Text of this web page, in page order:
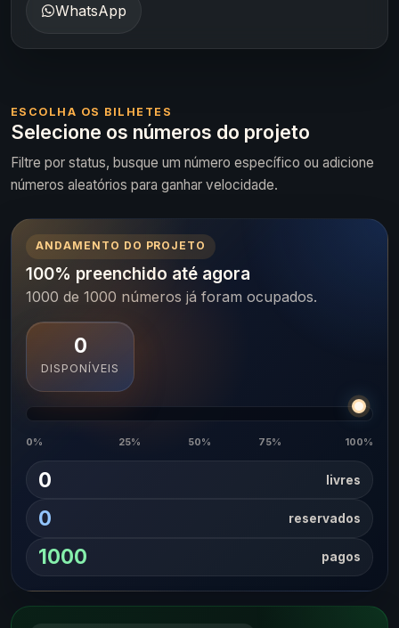
WhatsApp
ESCOLHA OS BILHETES
Selecione os números do projeto
Filtre por status, busque um número específico ou adicione
números aleatórios para ganhar velocidade.
ANDAMENTO DO PROJETO
100% preenchido até agora
1000 de 1000 números já foram ocupados.
0
DISPONÍVEIS
0% 25% 50% 75% 100%
0 livres
0 reservados
1000 pagos